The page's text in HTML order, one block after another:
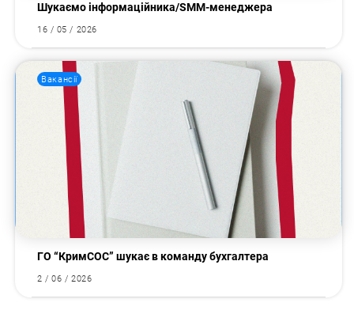
Шукаємо інформаційника/SMM-менеджера
16 / 05 / 2026
Вакансії
ГО “КримСОС” шукає в команду бухгалтера
2 / 06 / 2026